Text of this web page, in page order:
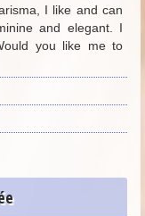
I like and can
and elegant. I
you like me to